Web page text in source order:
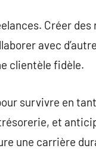
Créer des
avec
clientèle fidèle.
survivre en
et
une carrière